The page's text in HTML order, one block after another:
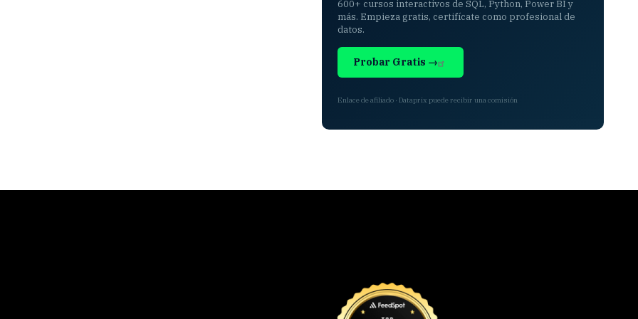
600+ cursos interactivos de SQL, Python, Power BI y
más. Empieza gratis, certifícate como profesional de
datos.
Probar Gratis →
Enlace de afiliado · Dataprix puede recibir una comisión